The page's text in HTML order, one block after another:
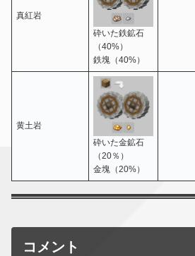
真紅岩
砕いた鉄鉱石
（40%）
鉄塊（40%）
黄土岩
砕いた金鉱石
（20％）
金塊（20%）
コメント